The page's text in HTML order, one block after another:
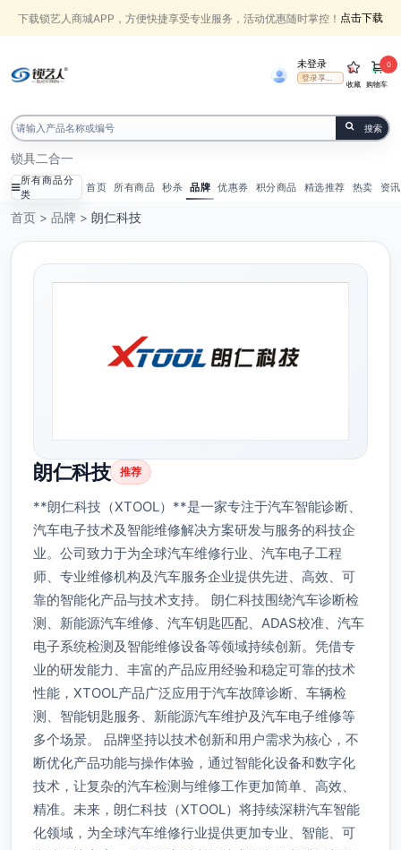
下载锁艺人商城APP，方便快捷享受专业服务，活动优惠随时掌控！ 点击下载
搜索
锁具二合一
未登录
收藏 购物车
0
所有商品分
类
首页 所有商品 秒杀 品牌 优惠券 积分商品 精选推荐 热卖 资讯
首页 > 品牌 > 朗仁科技
朗仁科技 推荐
**朗仁科技（XTOOL）**是一家专注于汽车智能诊断、
汽车电子技术及智能维修解决方案研发与服务的科技企
业。公司致力于为全球汽车维修行业、汽车电子工程
师、专业维修机构及汽车服务企业提供先进、高效、可
靠的智能化产品与技术支持。 朗仁科技围绕汽车诊断检
测、新能源汽车维修、汽车钥匙匹配、ADAS校准、汽车
电子系统检测及智能维修设备等领域持续创新。凭借专
业的研发能力、丰富的产品应用经验和稳定可靠的技术
性能，XTOOL产品广泛应用于汽车故障诊断、车辆检
测、智能钥匙服务、新能源汽车维护及汽车电子维修等
多个场景。 品牌坚持以技术创新和用户需求为核心，不
断优化产品功能与操作体验，通过智能化设备和数字化
技术，让复杂的汽车检测与维修工作更加简单、高效、
精准。未来，朗仁科技（XTOOL）将持续深耕汽车智能
化领域，为全球汽车维修行业提供更加专业、智能、可